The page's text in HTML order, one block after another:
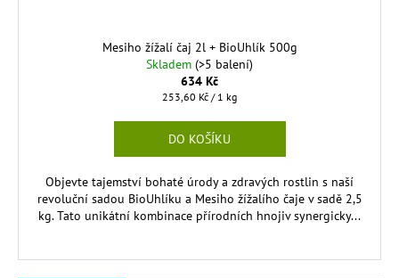
Mesiho žížalí čaj 2l + BioUhlík 500g
Skladem (>5 balení)
634 Kč
Měrná
253,60 Kč / 1 kg
DO KOŠÍKU
Objevte tajemství bohaté úrody a zdravých rostlin s naší
revoluční sadou BioUhlíku a Mesiho žížalího čaje v sadě 2,5
kg. Tato unikátní kombinace přírodních hnojiv synergicky...